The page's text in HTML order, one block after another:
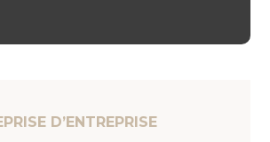
D’ENTREPRISE